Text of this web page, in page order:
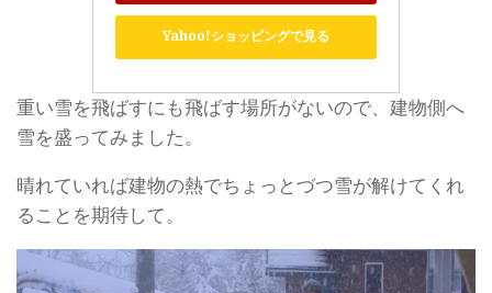
Yahoo!ショッピングで見る
重い雪を飛ばすにも飛ばす場所がないので、建物側へ
雪を盛ってみました。
晴れていれば建物の熱でちょっとづつ雪が解けてくれ
ることを期待して。